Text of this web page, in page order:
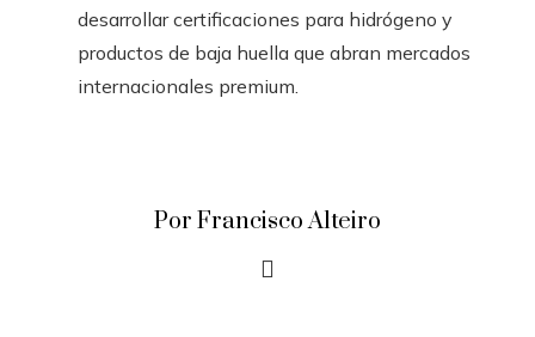
desarrollar certificaciones para hidrógeno y
productos de baja huella que abran mercados
internacionales premium.
Por Francisco Alteiro